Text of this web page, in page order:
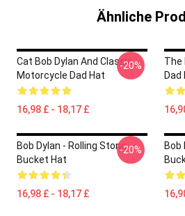
Ähnliche
Cat Bob Dylan And Classic
Motorcycle Dad Hat
16,98 £ - 18,17 £
-20%
The
Dad
Bob Dylan - Rolling Stone
Bucket Hat
16,98 £ - 18,17 £
-20%
Bob